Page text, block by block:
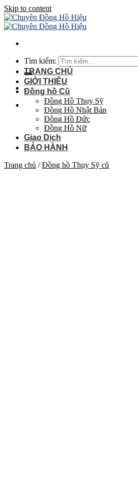
Skip to content
Tìm kiếm:
TRANG CHỦ
GIỚI THIỆU
Đồng hồ Cũ
Đồng Hồ Thụy Sỹ
Đồng Hồ Nhật Bản
Đồng Hồ Đức
Đồng Hồ Nữ
Giao Dịch
BẢO HÀNH
Trang chủ / Đồng hồ Thụy Sỹ cũ